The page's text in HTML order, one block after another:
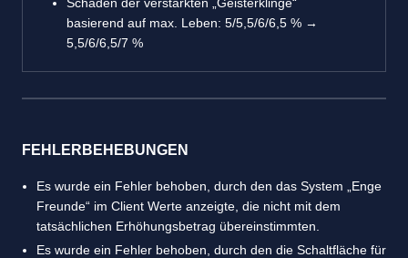
basierend auf max. Leben: 5/5,5/6/6,5 % →
5,5/6/6,5/7 %
FEHLERBEHEBUNGEN
Es wurde ein Fehler behoben, durch den das System „Enge
Freunde“ im Client Werte anzeigte, die nicht mit dem
tatsächlichen Erhöhungsbetrag übereinstimmten.
Es wurde ein Fehler behoben, durch den die Schaltfläche für